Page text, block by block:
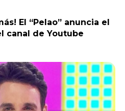
El “Pelao” anuncia el
canal de Youtube